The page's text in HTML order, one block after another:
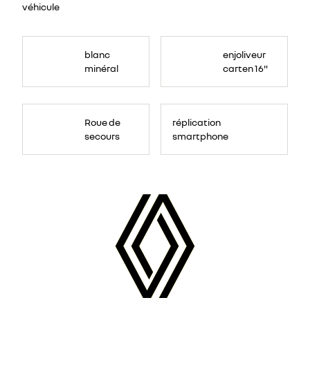
véhicule
blanc
minéral
enjoliveur
carten 16"
Roue de
secours
réplication
smartphone